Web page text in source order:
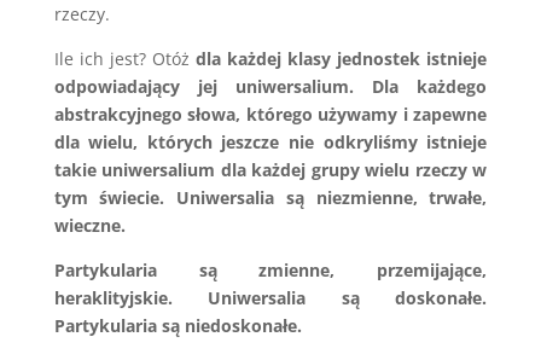
rzeczy.
Ile ich jest? Otóż dla każdej klasy jednostek istnieje
odpowiadający jej uniwersalium. Dla każdego
abstrakcyjnego słowa, którego używamy i zapewne
dla wielu, których jeszcze nie odkryliśmy istnieje
takie uniwersalium dla każdej grupy wielu rzeczy w
tym świecie. Uniwersalia są niezmienne, trwałe,
wieczne.
Partykularia są zmienne, przemijające,
heraklityjskie. Uniwersalia są doskonałe.
Partykularia są niedoskonałe.